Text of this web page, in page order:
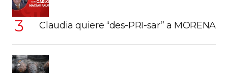
Claudia quiere “des-PRI-sar” a MORENA